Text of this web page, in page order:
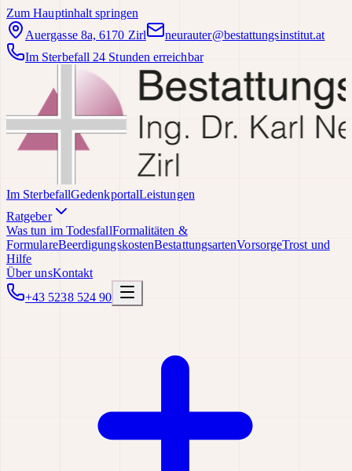
Zum Hauptinhalt springen
Auergasse 8a, 6170 Zirl
neurauter@bestattungsinstitut.at
Im Sterbefall 24 Stunden erreichbar
Im SterbefallGedenkportalLeistungen
Ratgeber
Was tun im TodesfallFormalitäten &
FormulareBeerdigungskostenBestattungsartenVorsorgeTrost und
Hilfe
Über unsKontakt
+43 5238 524 90